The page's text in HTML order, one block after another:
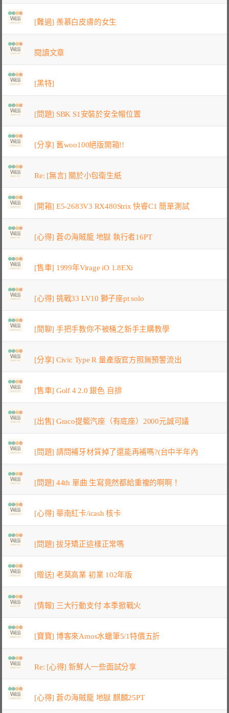
[難過] 羨慕白皮膚的女生
閱讀文章
[黑特]
[問題] SBK S1安裝於安全帽位置
[分享] 舊woo100絕版開箱!!
Re: [無言] 關於小包衛生紙
[開箱] E5-2683V3 RX480Strix 快睿C1 簡單測試
[心得] 蒼の海賊龍 地獄 執行者16PT
[售車] 1999年Virage iO 1.8EXi
[心得] 挑戰33 LV10 獅子座pt solo
[閒聊] 手把手教你不被桶之新手主購教學
[分享] Civic Type R 量產版官方照無預警流出
[售車] Golf 4 2.0 銀色 自排
[出售] Graco提籃汽座（有底座）2000元誠可議
[問題] 請問補牙材質掉了還能再補嗎?(台中半年內
[問題] 44th 單曲 生寫竟然都給重複的啊啊！
[心得] 華南紅卡/icash 核卡
[問題] 拔牙矯正這樣正常嗎
[贈送] 老莫高業 初業 102年版
[情報] 三大行動支付 本季掀戰火
[寶寶] 博客來Amos水蠟筆5/1特價五折
Re: [心得] 新鮮人一些面試分享
[心得] 蒼の海賊龍 地獄 麒麟25PT